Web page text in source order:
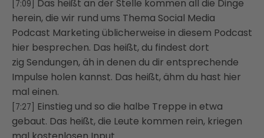
[7:09]
Das heißt an der Stelle kommen all die Dinge
herein, die wir rund ums Thema Social Media
Podcast Marketing üblicherweise in diesem Podcast
hier besprechen. Das heißt, du findest dort
zig Sendungen, äh in denen du dir entsprechende
Impulse holen kannst. Das heißt, ähm du hast hier
mal einen.
[7:27]
Einstieg und so die halbe Treppe in etwa
gebaut. Das heißt, die Leute kommen rein, kriegen